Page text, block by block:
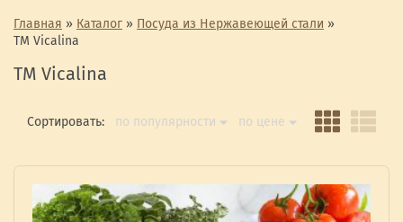
Главная » Каталог » Посуда из Нержавеющей стали »
ТМ Vicalina
ТМ Vicalina
Сортировать: по популярности по цене